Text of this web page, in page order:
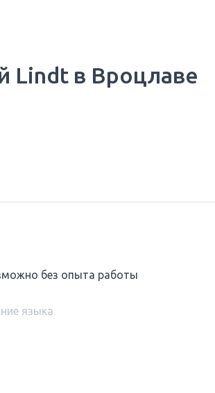
Lindt в Вроцлаве
без опыта работы
языка